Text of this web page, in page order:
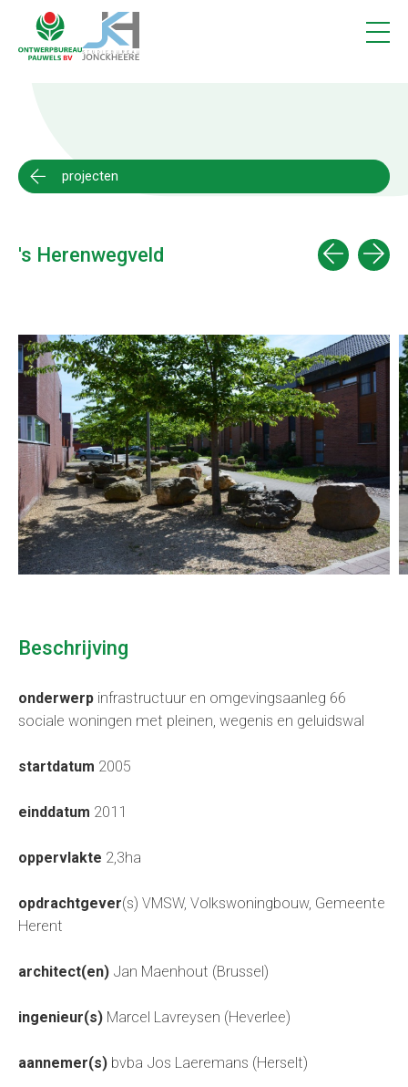
projecten
's Herenwegveld
Beschrijving
onderwerp infrastructuur en omgevingsaanleg 66
sociale woningen met pleinen, wegenis en geluidswal
startdatum 2005
einddatum 2011
oppervlakte 2,3ha
opdrachtgever(s) VMSW, Volkswoningbouw, Gemeente
Herent
architect(en) Jan Maenhout (Brussel)
ingenieur(s) Marcel Lavreysen (Heverlee)
aannemer(s) bvba Jos Laeremans (Herselt)